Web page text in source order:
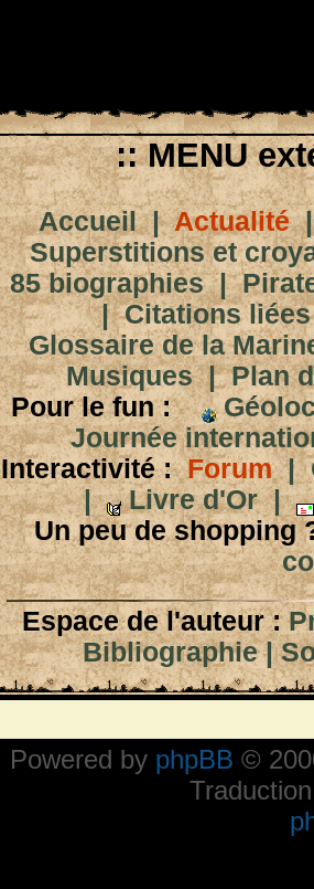
:: MENU
Accueil|Actualité
Superstitions et
85 biographies|
|Citations
Glossaire de la
Musiques|Plan
Pour le fun :
Journée
Interactivité : Forum|
|
Livre d'Or|
Un peu de shopping
Espace de l'auteur :
Bibliographie|
Powered by phpBB ©